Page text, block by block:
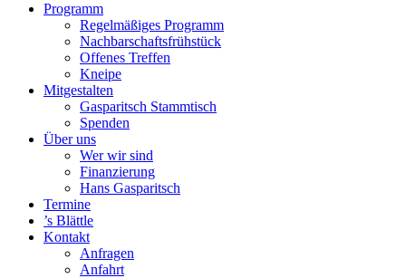
Programm
Regelmäßiges Programm
Nachbarschaftsfrühstück
Offenes Treffen
Kneipe
Mitgestalten
Gasparitsch Stammtisch
Spenden
Über uns
Wer wir sind
Finanzierung
Hans Gasparitsch
Termine
’s Blättle
Kontakt
Anfragen
Anfahrt